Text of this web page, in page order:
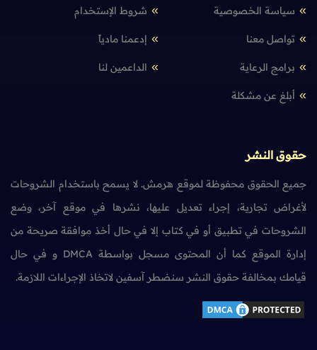
سياسة الخصوصية شروط الإستخدام
تواصل معنا إدعمنا مادياً
برامج الرعاية الداعمين لنا
أبلغ عن مشكلة
حقوق النشر
جميع الحقوق محفوظة لموقع هرمش. لا يسمح باستخدام الشروحات
لأغراض تجارية، إجراء تعديل عليها، نشرها في موقع آخر، وضع
الشروحات في تطبيق أو في كتاب إلا في حال أخذ موافقة صريحة من
إدارة الموقع كما أن المحتوى مسجل بواسطة DMCA و في حال
قيامك بمخالفة حقوق النشر سنضطر آسفين لاتخاذ الإجراءات اللازمة.